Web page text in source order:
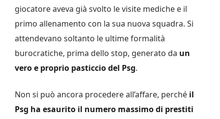
giocatore aveva già svolto le visite mediche e il
primo allenamento con la sua nuova squadra. Si
attendevano soltanto le ultime formalità
burocratiche, prima dello stop, generato da un
vero e proprio pasticcio del Psg.
Non si può ancora procedere all’affare, perché il
Psg ha esaurito il numero massimo di prestiti